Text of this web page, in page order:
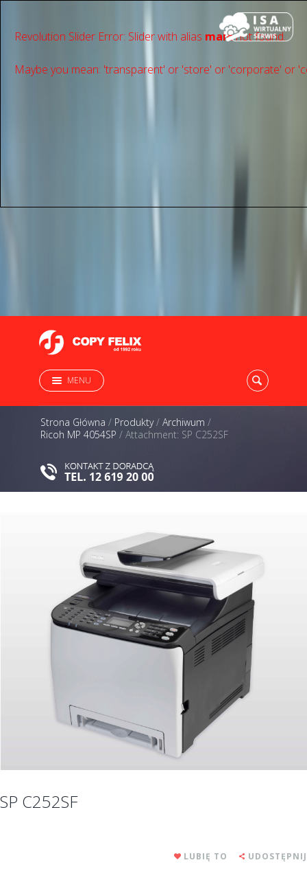
Revolution Slider Error: Slider with alias mainnot found.
Maybe you mean: 'transparent' or 'store' or 'сorporate' or
MENU
Strona Główna / Produkty/ Archiwum /
Ricoh MP 4054SP / Attachment: SP C252SF
SP C252SF
LUBIĘ TO UDOSTĘPNIJ